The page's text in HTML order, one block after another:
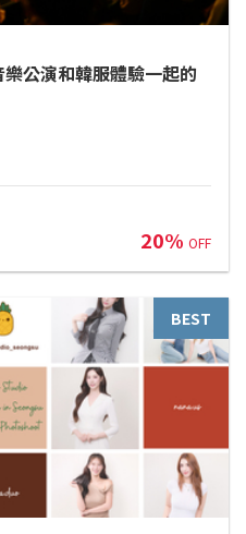
公演和韓服體驗一起的
20% OFF
BEST